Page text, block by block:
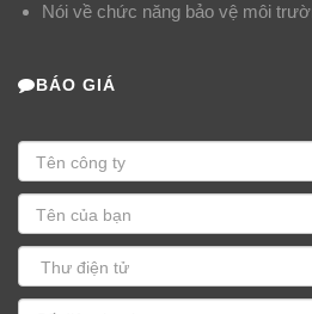
Nói về chức năng bảo vệ môi
BÁO GIÁ